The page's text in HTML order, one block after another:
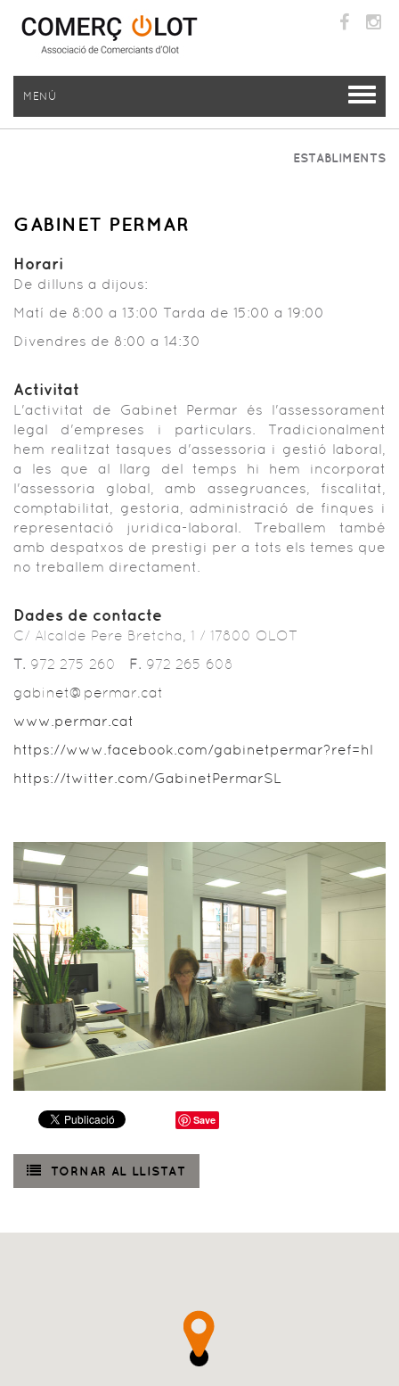
MENÚ
ESTABLIMENTS
ASSEGURANCES I ASSESSORIES
GABINET PERMAR
Horari
De dilluns a dijous:
Matí de 8:00 a 13:00 Tarda de 15:00 a 19:00
Divendres de 8:00 a 14:30
Activitat
L'activitat de Gabinet Permar és l'assessorament
legal d'empreses i particulars. Tradicionalment
hem realitzat tasques d'assessoria i gestió laboral,
a les que al llarg del temps hi hem incorporat
l'assessoria global, amb assegruances, fiscalitat,
comptabilitat, gestoria, administració de finques i
representació juridica-laboral. Treballem també
amb despatxos de prestigi per a tots els temes que
no treballem directament.
Dades de contacte
C/ Alcalde Pere Bretcha, 1 / 17800 OLOT
T. 972 275 260 F. 972 265 608
gabinet@permar.cat
www.permar.cat
https://www.facebook.com/gabinetpermar?ref=hl
https://twitter.com/GabinetPermarSL
Save
TORNAR AL LLISTAT